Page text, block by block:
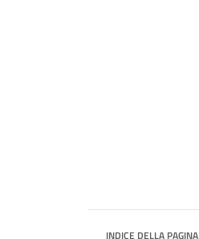
INDICE DELLA PAGINA